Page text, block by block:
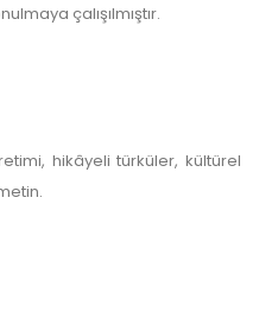
çalışılmıştır.
hikâyeli türküler, kültürel